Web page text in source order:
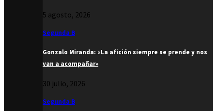
5 agosto, 2026
Segunda B
Gonzalo Miranda: «La afición siempre se prende y nos
van a acompañar»
30 julio, 2026
Segunda B